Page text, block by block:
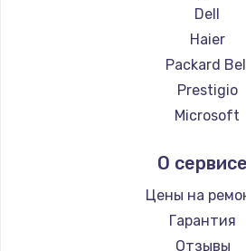
Ремонт
Ремонт
Ремонт
Ремонт ноутбуков
Ремонт
Ремонт ноутбуков
Ремонт
Ремонт ноутбуков
Ремонт
Dell
Haier
Packard
Prestigio
Microsoft
Aquarius
Gigabyte
Aorus
Maibenben
О сервисе
Цены на
Гарантия
Отзывы